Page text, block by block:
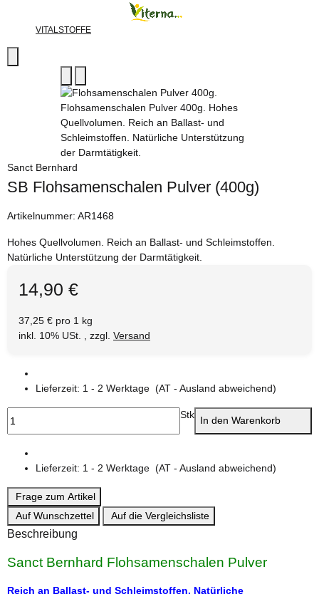
VITALSTOFFE
Sanct Bernhard
SB Flohsamenschalen Pulver (400g)
Artikelnummer: AR1468
Hohes Quellvolumen. Reich an Ballast- und Schleimstoffen.
Natürliche Unterstützung der Darmtätigkeit.
14,90 €
37,25 € pro 1 kg
inkl. 10% USt. , zzgl. Versand
Lieferzeit: 1 - 2 Werktage (AT - Ausland abweichend)
Stk In den Warenkorb
Lieferzeit: 1 - 2 Werktage (AT - Ausland abweichend)
Frage zum Artikel
Auf Wunschzettel
Auf die Vergleichsliste
Beschreibung
Sanct Bernhard Flohsamenschalen Pulver
Reich an Ballast- und Schleimstoffen. Natürliche